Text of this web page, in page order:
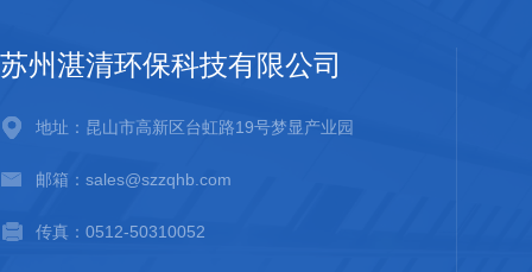
苏州湛清环保科技有限公司
地址：昆山市高新区台虹路19号梦显产业园
邮箱：sales@szzqhb.com
传真：0512-50310052